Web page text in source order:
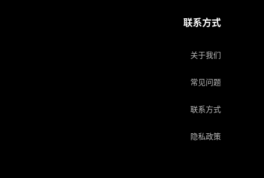
联系方式
关于我们
常见问题
联系方式
隐私政策